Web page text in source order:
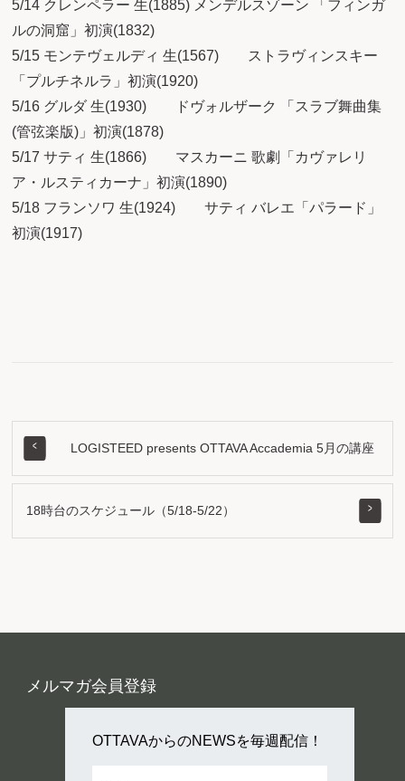
5/14 クレンペラー 生(1885) メンデルスゾーン 「フィンガ
ルの洞窟」初演(1832)
5/15 モンテヴェルディ 生(1567) ストラヴィンスキー
「プルチネルラ」初演(1920)
5/16 グルダ 生(1930) ドヴォルザーク 「スラブ舞曲集
(管弦楽版)」初演(1878)
5/17 サティ 生(1866) マスカーニ 歌劇「カヴァレリ
ア・ルスティカーナ」初演(1890)
5/18 フランソワ 生(1924) サティ バレエ「パラード」
初演(1917)
LOGISTEED presents OTTAVA Accademia 5月の講座
18時台のスケジュール（5/18-5/22）
メルマガ会員登録
OTTAVAからのNEWSを毎週配信！